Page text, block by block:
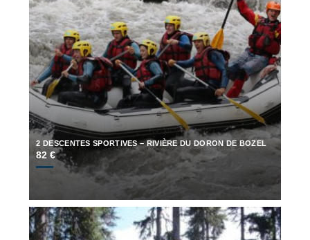
2 DESCENTES SPORTIVES – RIVIÈRE DU DORON DE BOZEL
82 €